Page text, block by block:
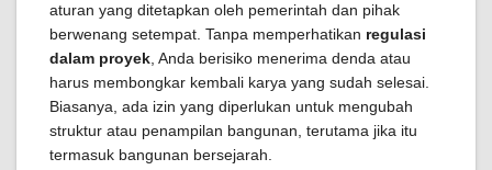
aturan yang ditetapkan oleh pemerintah dan pihak
berwenang setempat. Tanpa memperhatikan regulasi
dalam proyek , Anda berisiko menerima denda atau
harus membongkar kembali karya yang sudah selesai.
Biasanya, ada izin yang diperlukan untuk mengubah
struktur atau penampilan bangunan, terutama jika itu
termasuk bangunan bersejarah.